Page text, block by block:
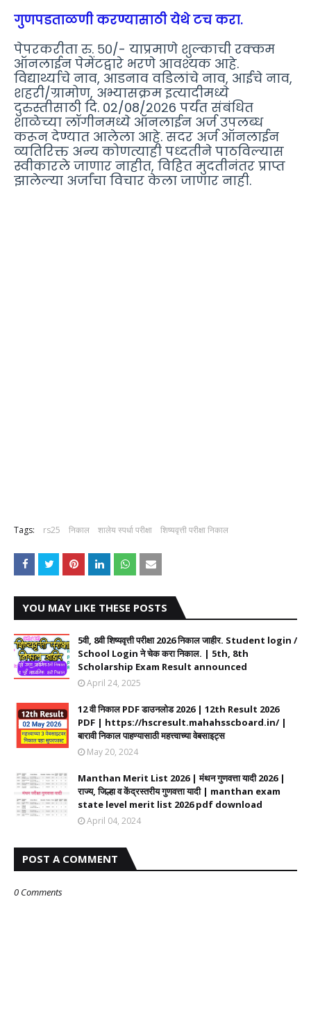
गुणपडताळणी करण्यासाठी येथे टच करा.
पेपरकरीता रु. ५०/- याप्रमाणे शुल्काची रक्कम
ऑनलाईन पेमेंटद्वारे भरणे आवश्यक आहे.
विद्यार्थ्याचे नाव, आडनाव वडिलांचे नाव, आईचे नाव,
शहरी/ग्रामोण, अभ्यासक्रम इत्यादीमध्ये
दुरुस्तीसाठी दि. 02/08/२०२6 पर्यंत संबंधित
शाळेच्या लॉगीनमध्ये ऑनलाईन अर्ज उपलब्ध
करून देण्यात आलेला आहे. सदर अर्ज ऑनलाईन
व्यतिरिक्त अन्य कोणत्याही पध्दतीने पाठविल्यास
स्वीकारले जाणार नाहीत, विहित मुदतीनंतर प्राप्त
झालेल्या अर्जांचा विचार केला जाणार नाही.
Tags: rs25 निकाल शालेय स्पर्धा परीक्षा शिष्यवृत्ती परीक्षा निकाल
YOU MAY LIKE THESE POSTS
5वी, 8वी शिष्यवृत्ती परीक्षा 2026 निकाल जाहीर. Student login /
School Login ने चेक करा निकाल. | 5th, 8th
Scholarship Exam Result announced
April 24, 2025
12 वी निकाल PDF डाउनलोड 2026 | 12th Result 2026
PDF | https://hscresult.mahahsscboard.in/ |
बारावी निकाल पाहण्यासाठी महत्त्वाच्या वेबसाइट्स
May 20, 2024
Manthan Merit List 2026 | मंथन गुणवत्ता यादी 2026 |
राज्य, जिल्हा व केंद्रस्तरीय गुणवत्ता यादी | manthan exam
state level merit list 2026 pdf download
April 04, 2024
POST A COMMENT
0 Comments